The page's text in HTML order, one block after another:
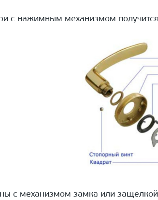
с нажимным механизмом
с механизмом замка или